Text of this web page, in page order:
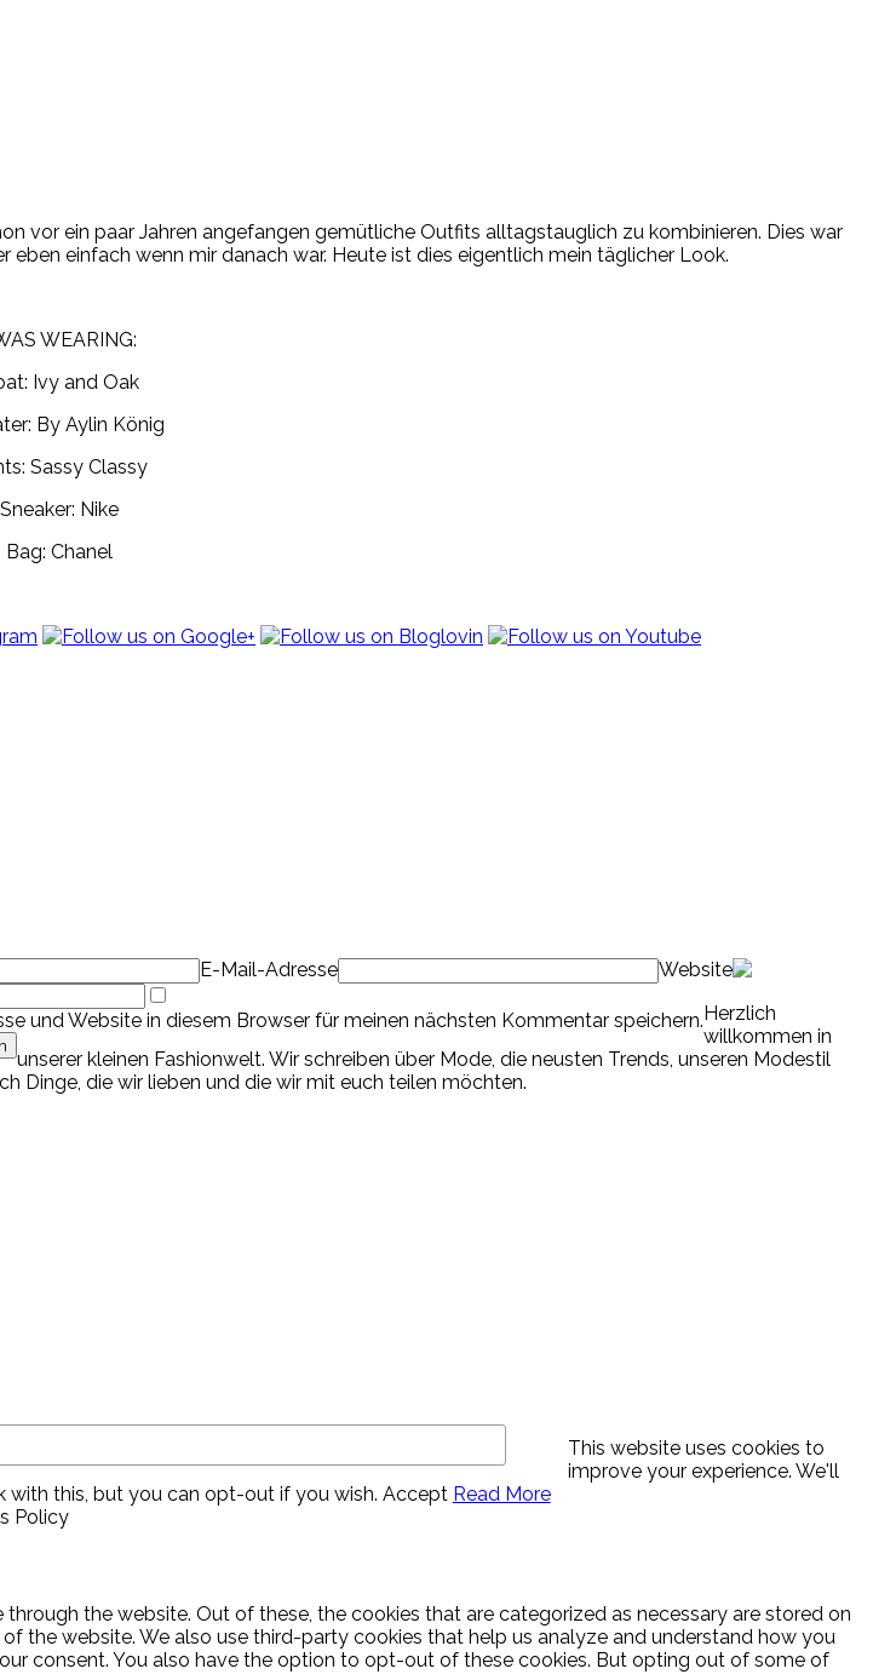
vor ein paar Jahren angefangen gemütliche Outfits alltagstauglich zu kombinieren. Dies war
einfach wenn mir danach war. Heute ist dies eigentlich mein täglicher Look.
WEARING:
Ivy and Oak
By Aylin König
Sassy Classy
Sneaker: Nike
Bag: Chanel
E-Mail-Adresse Website
und Website in diesem Browser für meinen nächsten Kommentar speichern. Herzlich
willkommen in
unserer kleinen Fashionwelt. Wir schreiben über Mode, die neusten Trends, unseren Modestil
Dinge, die wir lieben und die wir mit euch teilen möchten.
This website uses cookies to
improve your experience. We'll
with this, but you can opt-out if you wish. Accept Read More
Policy
the website. Out of these, the cookies that are categorized as necessary are stored on
the website. We also use third-party cookies that help us analyze and understand how you
consent. You also have the option to opt-out of these cookies. But opting out of some of